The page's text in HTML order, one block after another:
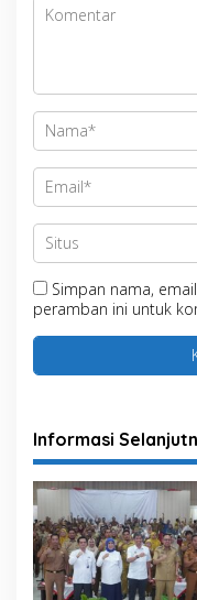
Simpan nama,
peramban ini untuk
Informasi